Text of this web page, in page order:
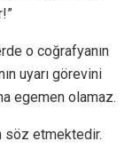
o coğrafyanın
uyarı görevini
egemen olamaz.
söz etmektedir.